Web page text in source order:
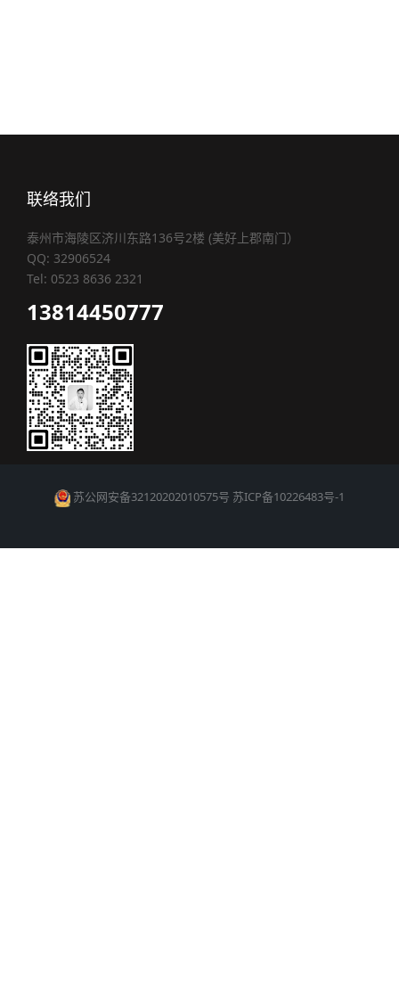
联络我们
泰州市海陵区济川东路136号2楼 (美好上郡南门）
QQ: 32906524
Tel: 0523 8636 2321
13814450777
苏公网安备32120202010575号 苏ICP备10226483号-1